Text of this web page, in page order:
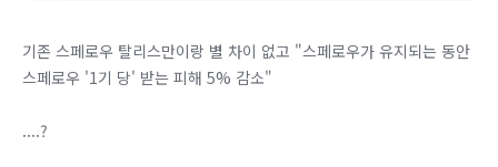
기존 스페로우 탈리스만이랑 별 차이 없고 "스페로우가 유지되는 동안
스페로우 '1기 당' 받는 피해 5% 감소"
....?